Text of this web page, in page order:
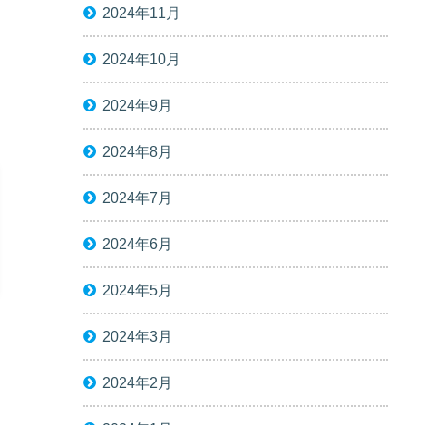
2024年11月
2024年10月
2024年9月
2024年8月
2024年7月
2024年6月
2024年5月
2024年3月
2024年2月